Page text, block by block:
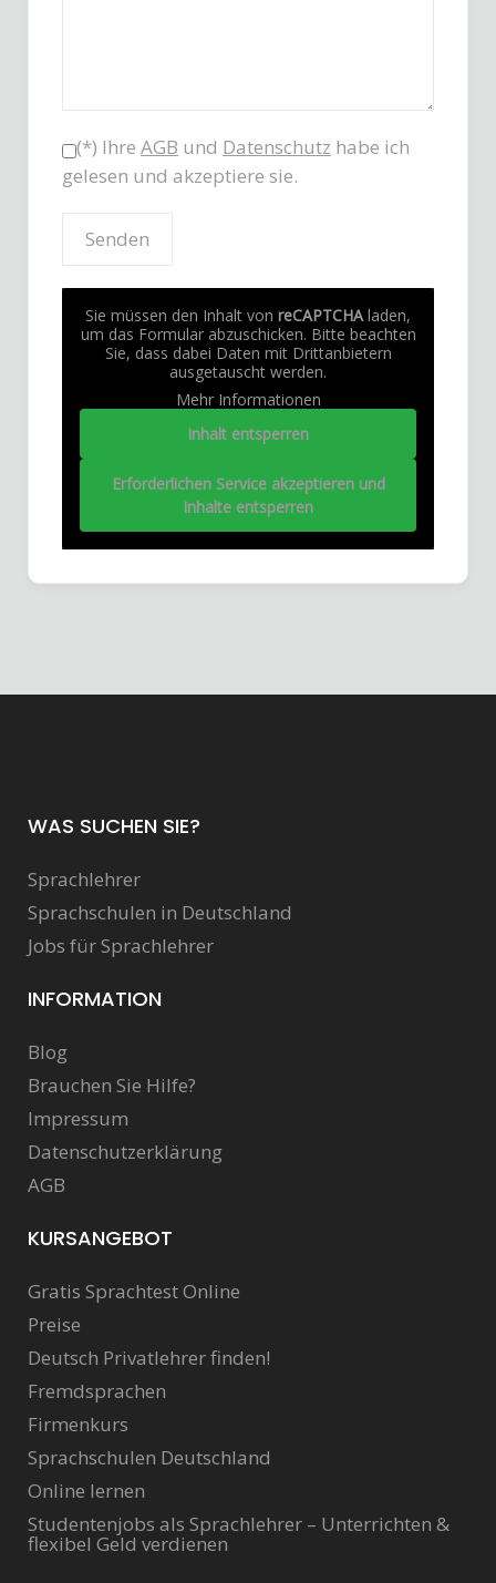
(*) Ihre AGB und Datenschutz habe ich
gelesen und akzeptiere sie.
Sie müssen den Inhalt von reCAPTCHAladen,
um das Formular abzuschicken. Bitte beachten
Sie, dass dabei Daten mit Drittanbietern
ausgetauscht werden.
Mehr Informationen
Inhalt entsperren
Erforderlichen Service akzeptieren und
Inhalte entsperren
WAS SUCHEN SIE?
Sprachlehrer
Sprachschulen in Deutschland
Jobs für Sprachlehrer
INFORMATION
Blog
Brauchen Sie Hilfe?
Impressum
Datenschutzerklärung
AGB
KURSANGEBOT
Gratis Sprachtest Online
Preise
Deutsch Privatlehrer finden!
Fremdsprachen
Firmenkurs
Sprachschulen Deutschland
Online lernen
Studentenjobs als Sprachlehrer – Unterrichten &
flexibel Geld verdienen